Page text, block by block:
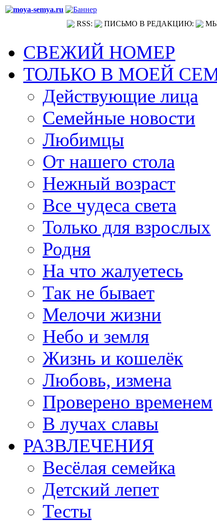
RSS: ПИСЬМО В РЕДАКЦИЮ:
СВЕЖИЙ НОМЕР
ТОЛЬКО В МОЕЙ
Действующие лица
Семейные новости
Любимцы
От нашего стола
Нежный возраст
Все чудеса света
Только для взрослых
Родня
На что жалуетесь
Так не бывает
Мелочи жизни
Небо и земля
Жизнь и кошелёк
Любовь, измена
Проверено временем
В лучах славы
РАЗВЛЕЧЕНИЯ
Весёлая семейка
Детский лепет
Тесты